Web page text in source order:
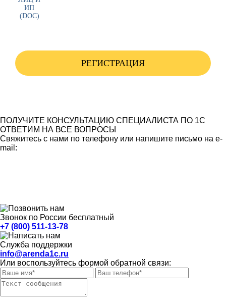
РЕГИСТРАЦИЯ
ПОЛУЧИТЕ КОНСУЛЬТАЦИЮ СПЕЦИАЛИСТА ПО 1С
ОТВЕТИМ НА ВСЕ ВОПРОСЫ
Свяжитесь с нами по телефону или напишите письмо на e-
mail:
Звонок по России бесплатный
+7 (800) 511-13-78
Служба поддержки
info@arenda1c.ru
Или воспользуйтесь формой обратной связи: